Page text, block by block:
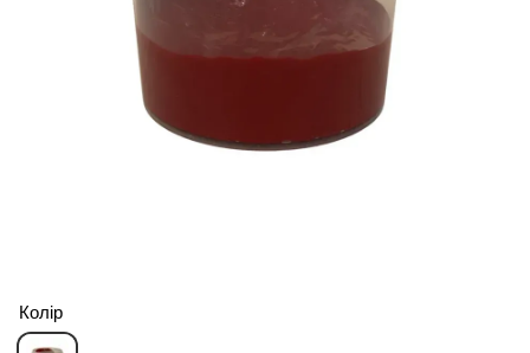
Колір